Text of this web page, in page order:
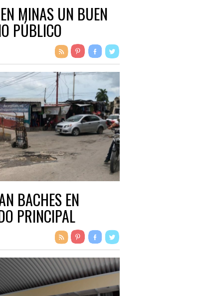
MINAS UN BUEN
PÚBLICO
BACHES EN
PRINCIPAL